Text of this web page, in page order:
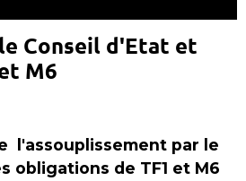
Conseil d'Etat et
M6
l'assouplissement par le
obligations de TF1 et M6